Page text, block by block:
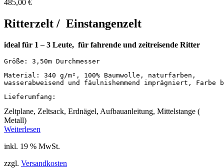
485,00 €
Ritterzelt / Einstangenzelt
ideal für 1 – 3 Leute, für fahrende und zeitreisende Ritter
Größe: 3,50m Durchmesser
Material: 340 g/m², 100% Baumwolle, naturfarben,
wasserabweisend und fäulnishemmend imprägniert, Farbe
Lieferumfang:
Zeltplane, Zeltsack, Erdnägel, Aufbauanleitung, Mittelstange (
Metall)
Weiterlesen
inkl. 19 % MwSt.
zzgl. Versandkosten